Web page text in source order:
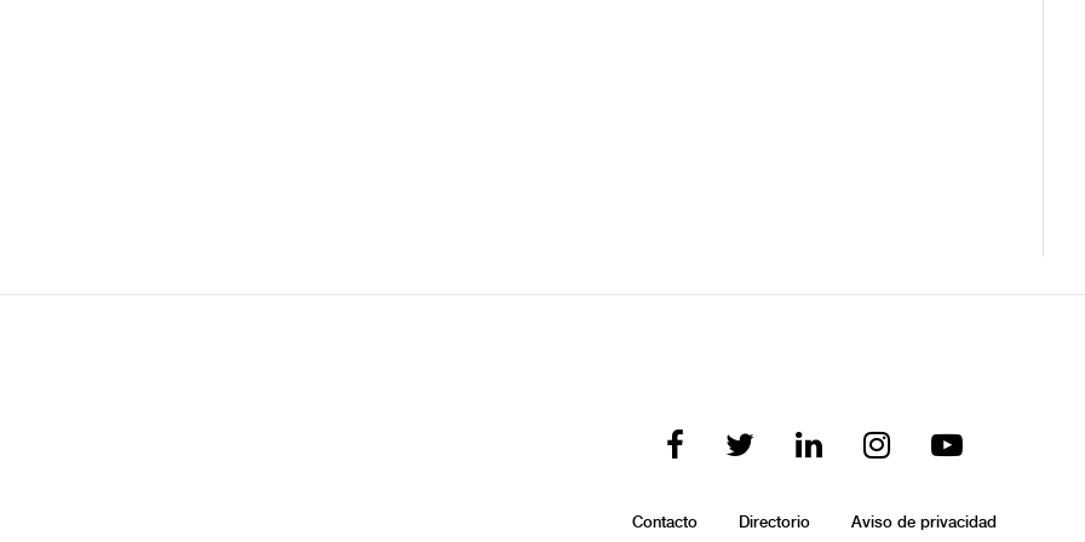
Contacto Directorio Aviso de privacidad